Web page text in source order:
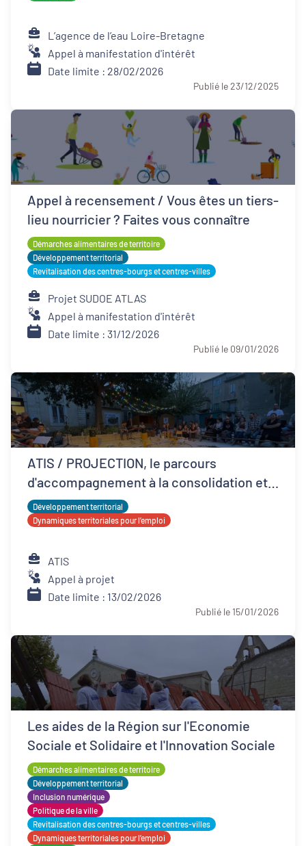
L’agence de l’eau Loire-Bretagne
Appel à manifestation d'intérêt
Date limite : 28/02/2026
Publié le 23/12/2025
Appel à recensement / Vous êtes un tiers-
lieu nourricier ? Faites vous connaître
Démarches alimentaires de territoire
Développement territorial
Revitalisation des centres-bourgs et centres-villes
Projet SUDOE ATLAS
Appel à manifestation d'intérêt
Date limite : 31/12/2026
Publié le 09/01/2026
ATIS / PROJECTION, le parcours
d'accompagnement à la consolidation et
développement ESS
Développement territorial
Dynamiques territoriales pour l’emploi
ATIS
Appel à projet
Date limite : 13/02/2026
Publié le 15/01/2026
Les aides de la Région sur l'Economie
Sociale et Solidaire et l'Innovation Sociale
Démarches alimentaires de territoire
Développement territorial
Inclusion numérique
Politique de la ville
Revitalisation des centres-bourgs et centres-villes
Dynamiques territoriales pour l’emploi